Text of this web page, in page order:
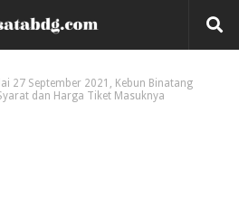
27 September 2021, Kebun Binatang
dan Harga Tiket Masuknya